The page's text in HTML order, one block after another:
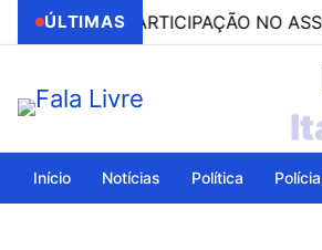
ÚLTIMAS
PARTICIPAÇÃO NO
Início Notícias Política Polícia